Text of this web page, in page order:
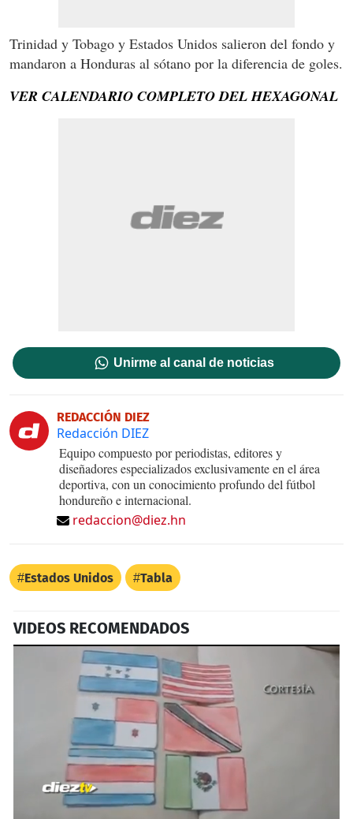
Trinidad y Tobago y Estados Unidos salieron del fondo y
mandaron a Honduras al sótano por la diferencia de goles.
VER CALENDARIO COMPLETO DEL HEXAGONAL
Unirme al canal de noticias
REDACCIÓN DIEZ
Redacción DIEZ
Equipo compuesto por periodistas, editores y
diseñadores especializados exclusivamente en el área
deportiva, con un conocimiento profundo del fútbol
hondureño e internacional.
redaccion@diez.hn
Estados Unidos Tabla
VIDEOS RECOMENDADOS